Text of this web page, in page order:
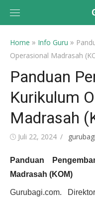
Home » Info Guru »
Operasional Madrasah
Panduan
Kurikulum
Madrasah
Posted
Juli 22, 2024 Author
gurubagi
Panduan
Madrasah (KOM)
Gurubagi.com.